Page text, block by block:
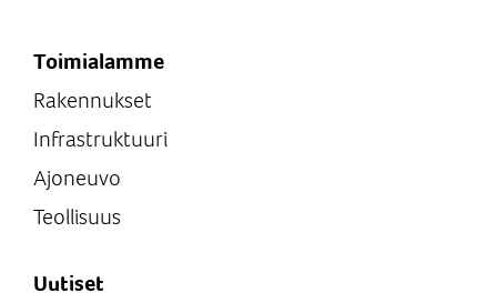
Toimialamme
Rakennukset
Infrastruktuuri
Ajoneuvo
Teollisuus
Uutiset